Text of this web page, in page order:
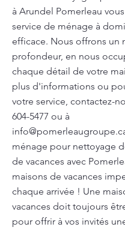
à Arundel Pomerleau
service de ménage à
efficace. Nous offrons un
profondeur, en nous
chaque détail de votre
plus d'informations ou
votre service, contactez-
604-5477 ou à
ménage pour nettoyage
de vacances avec
maisons de vacances
chaque arrivée ! Une
vacances doit toujours
pour offrir à vos invités